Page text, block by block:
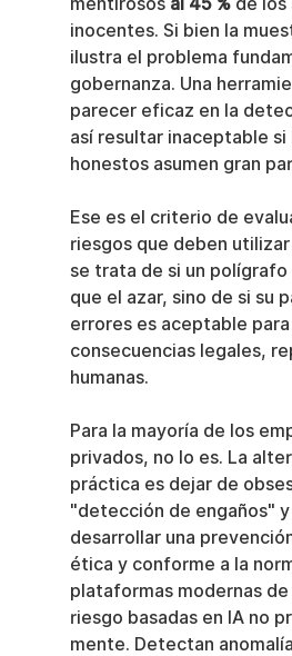
inocentes. Si bien la
ilustra el problema
gobernanza. Una
parecer eficaz en la
así resultar inaceptable
honestos asumen gran
Ese es el criterio de
riesgos que deben
se trata de si un
que el azar, sino de si su
errores es aceptable
consecuencias legales,
humanas.
Para la mayoría de los
privados, no lo es. La
práctica es dejar de
"detección de engaños"
desarrollar una
ética y conforme a la
plataformas modernas
riesgo basadas en IA no
mente. Detectan